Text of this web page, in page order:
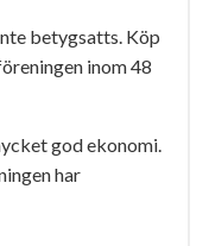
betygsatts. Köp
inom 48
god ekonomi.
har